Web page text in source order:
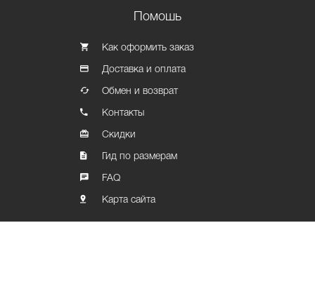
Помошь
Как оформить заказ
Доставка и оплата
Обмен и возврат
Контакты
Скидки
Гид по размерам
FAQ
Карта сайта